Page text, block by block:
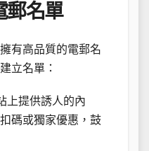
郵名單
有高品質的電郵名
立名單：
上提供誘人的內
碼或獨家優惠，鼓